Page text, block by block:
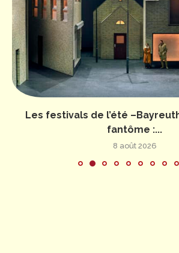
Les festivals de l’été
fantôme :...
8 août 2026